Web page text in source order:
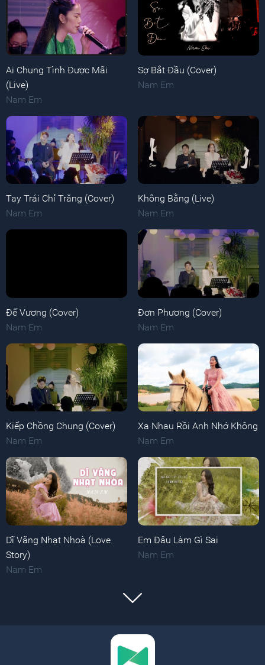
Ai Chung Tình Được Mãi
(Live)
Nam Em
Sợ Bắt Đầu (Cover)
Nam Em
Tay Trái Chỉ Trăng (Cover)
Nam Em
Không Bằng (Live)
Nam Em
Đế Vương (Cover)
Nam Em
Đơn Phương (Cover)
Nam Em
Kiếp Chồng Chung (Cover)
Nam Em
Xa Nhau Rồi Anh Nhớ Không
Nam Em
Dĩ Vãng Nhạt Nhoà (Love
Story)
Nam Em
Em Đâu Làm Gì Sai
Nam Em